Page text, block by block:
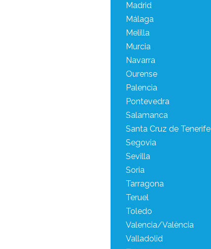
Madrid
Málaga
Melilla
Murcia
Navarra
Ourense
Palencia
Pontevedra
Salamanca
Santa Cruz de Tenerife
Segovia
Sevilla
Soria
Tarragona
Teruel
Toledo
Valencia/València
Valladolid